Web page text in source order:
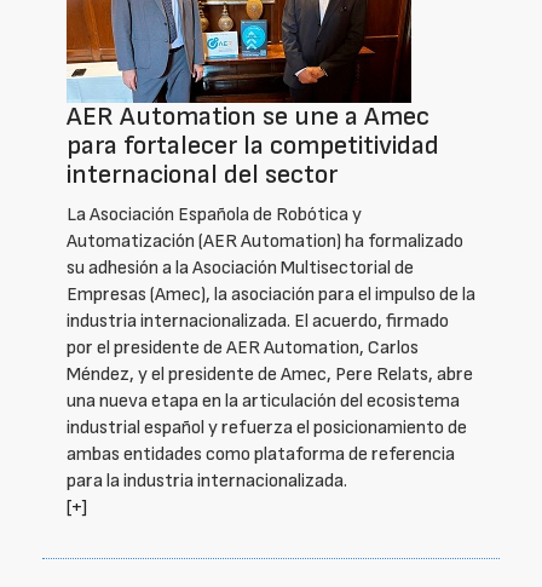
AER Automation se une a Amec
para fortalecer la competitividad
internacional del sector
La Asociación Española de Robótica y
Automatización (AER Automation) ha formalizado
su adhesión a la Asociación Multisectorial de
Empresas (Amec), la asociación para el impulso de la
industria internacionalizada. El acuerdo, firmado
por el presidente de AER Automation, Carlos
Méndez, y el presidente de Amec, Pere Relats, abre
una nueva etapa en la articulación del ecosistema
industrial español y refuerza el posicionamiento de
ambas entidades como plataforma de referencia
para la industria internacionalizada.
[+]